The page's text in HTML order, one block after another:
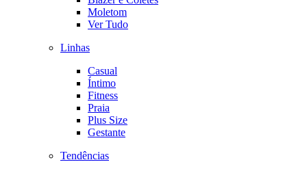
Moletom
Ver Tudo
Linhas
Casual
Íntimo
Fitness
Praia
Plus Size
Gestante
Tendências